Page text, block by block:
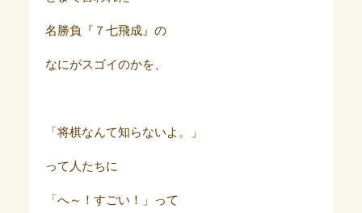
名勝負『７七飛成』の
なにがスゴイのかを、
「将棋なんて知らないよ。」
って人たちに
「へ～！すごい！」って